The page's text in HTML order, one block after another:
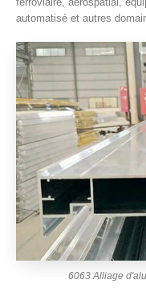
automatisé et autres
6063 Alliage